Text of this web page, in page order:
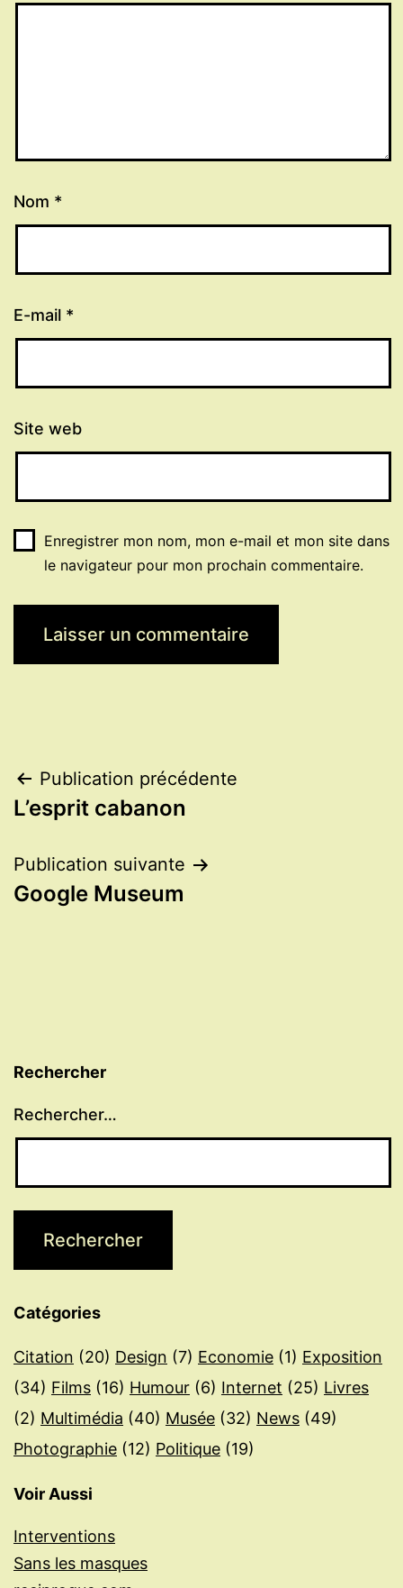
Nom *
E-mail *
Site web
Enregistrer mon nom, mon e-mail et mon site dans
le navigateur pour mon prochain commentaire.
Navigation
de
l’article
Publication précédente
L’esprit cabanon
Publication suivante
Google Museum
Rechercher
Rechercher…
Catégories
Citation (20) Design (7) Economie (1) Exposition
(34) Films (16) Humour (6) Internet (25) Livres
(2) Multimédia (40) Musée (32) News (49)
Photographie (12) Politique (19)
Voir Aussi
Interventions
Sans les masques